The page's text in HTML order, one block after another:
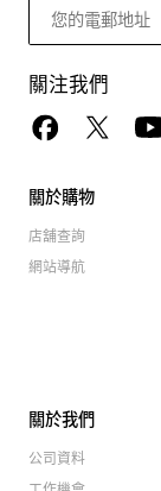
關注我們
關於購物
店舖查詢
網站導航
關於我們
公司資料